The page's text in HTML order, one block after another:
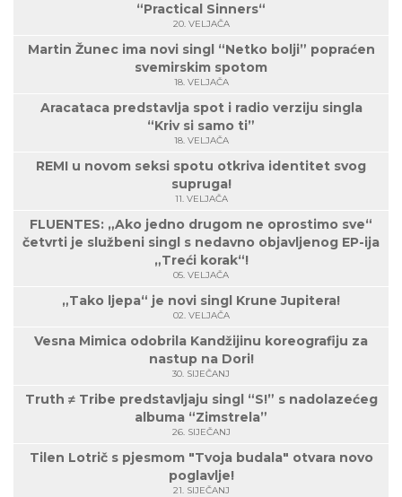
“Practical Sinners“
20. VELJAČA
Martin Žunec ima novi singl “Netko bolji” popraćen
svemirskim spotom
18. VELJAČA
Aracataca predstavlja spot i radio verziju singla
“Kriv si samo ti”
18. VELJAČA
REMI u novom seksi spotu otkriva identitet svog
supruga!
11. VELJAČA
FLUENTES: „Ako jedno drugom ne oprostimo sve“
četvrti je službeni singl s nedavno objavljenog EP-ija
„Treći korak“!
05. VELJAČA
„Tako ljepa“ je novi singl Krune Jupitera!
02. VELJAČA
Vesna Mimica odobrila Kandžijinu koreografiju za
nastup na Dori!
30. SIJEČANJ
Truth ≠ Tribe predstavljaju singl “S!” s nadolazećeg
albuma “Zimstrela”
26. SIJEČANJ
Tilen Lotrič s pjesmom "Tvoja budala" otvara novo
poglavlje!
21. SIJEČANJ